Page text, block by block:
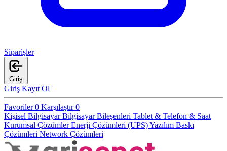
Siparişler
Giriş
Giriş Kayıt Ol
Favoriler0 Karşılaştır0
Kişisel BilgisayarBilgisayar Bileşenleri Tablet & Telefon & Saat
Kurumsal ÇözümlerEnerji Çözümleri (UPS)Yazılım Baskı
Çözümleri Network Çözümleri